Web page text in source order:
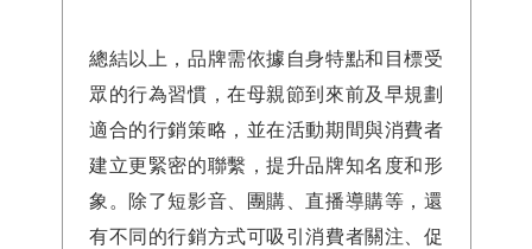
總結以上，品牌需依據自身特點和目標受
眾的行為習慣，在母親節到來前及早規劃
適合的行銷策略，並在活動期間與消費者
建立更緊密的聯繫，提升品牌知名度和形
象。除了短影音、團購、直播導購等，還
有不同的行銷方式可吸引消費者關注、促